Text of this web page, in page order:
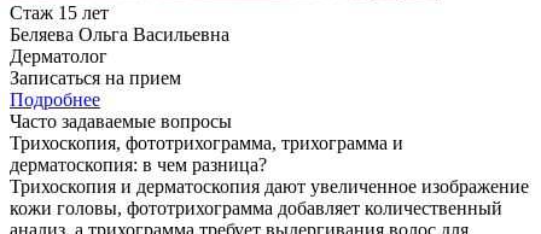
Стаж 15 лет
Беляева Ольга Васильевна
Дерматолог
Записаться на прием
Подробнее
Часто задаваемые вопросы
Трихоскопия, фототрихограмма, трихограмма и
дерматоскопия: в чем разница?
Трихоскопия и дерматоскопия дают увеличенное изображение
кожи головы, фототрихограмма добавляет количественный
анализ, а трихограмма требует выдергивания волос для